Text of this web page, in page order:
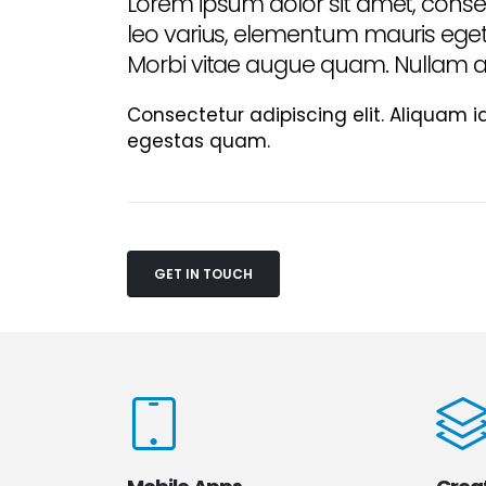
leo varius, elementum mauris
Morbi vitae augue quam. Nullam
Consectetur adipiscing elit. Aliquam
egestas quam.
GET IN TOUCH